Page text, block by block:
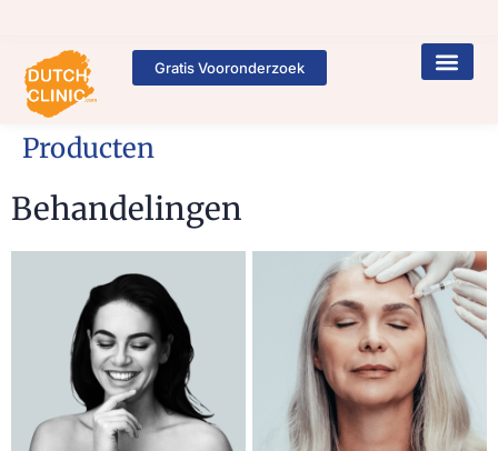
Gratis Vooronderzoek
Producten
Behandelingen